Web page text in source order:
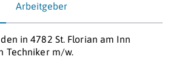
Arbeitgeber
in 4782 St. Florian am Inn
Techniker m/w.